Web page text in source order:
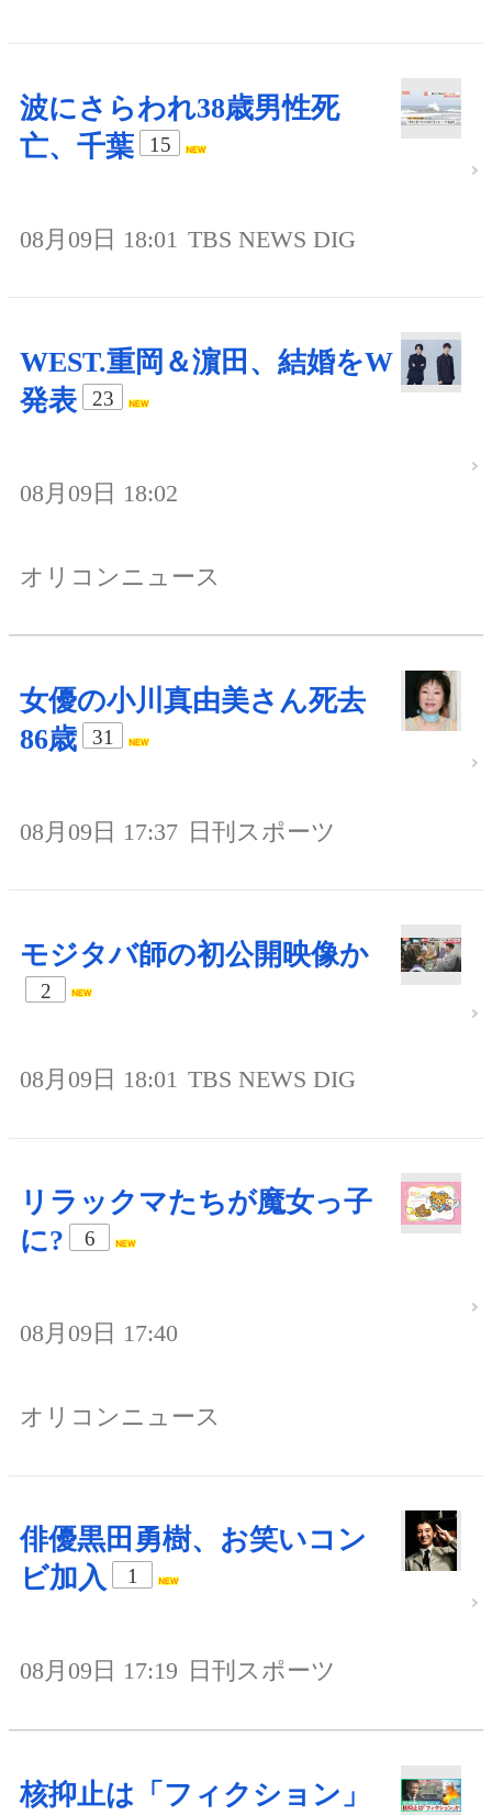
波にさらわれ38歳男性死
亡、千葉
15
08月09日 18:01 TBS NEWS DIG
WEST.重岡＆濵田、結婚をW
発表
23
08月09日 18:02
オリコンニュース
女優の小川真由美さん死去
86歳
31
08月09日 17:37 日刊スポーツ
モジタバ師の初公開映像か
2
08月09日 18:01 TBS NEWS DIG
リラックマたちが魔女っ子
に?
6
08月09日 17:40
オリコンニュース
俳優黒田勇樹、お笑いコン
ビ加入
1
08月09日 17:19 日刊スポーツ
核抑止は「フィクション」